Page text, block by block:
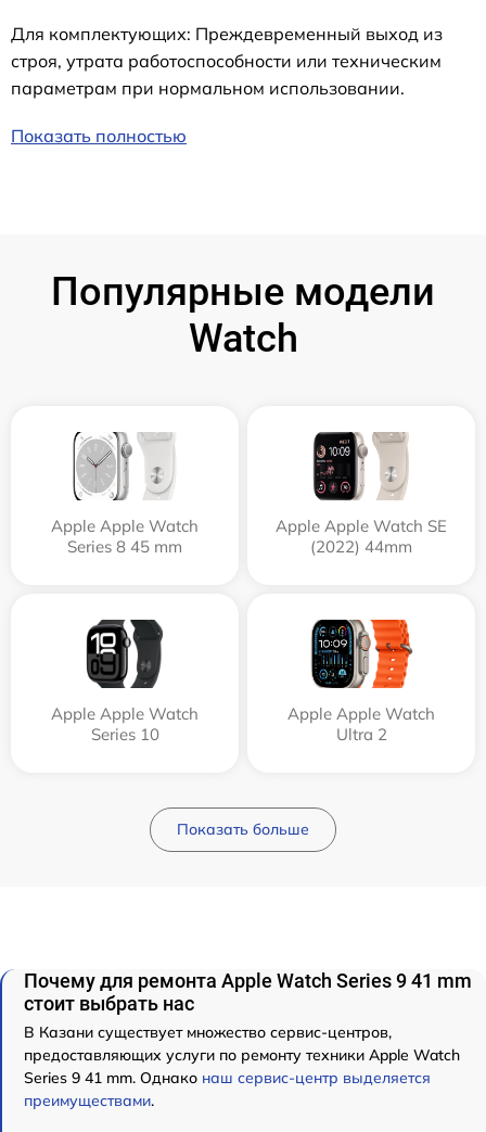
Для комплектующих: Преждевременный выход из
строя, утрата работоспособности или техническим
параметрам при нормальном использовании.
Показать полностью
Популярные модели
Watch
Apple Apple Watch
Series 8 45 mm
Apple Apple Watch SE
(2022) 44mm
Apple Apple Watch
Series 10
Apple Apple Watch
Ultra 2
Показать больше
Почему для ремонта Apple Watch Series 9 41 mm
стоит выбрать нас
В Казани существует множество сервис-центров,
предоставляющих услуги по ремонту техники Apple Watch
Series 9 41 mm. Однако наш сервис-центр выделяется
преимуществами.